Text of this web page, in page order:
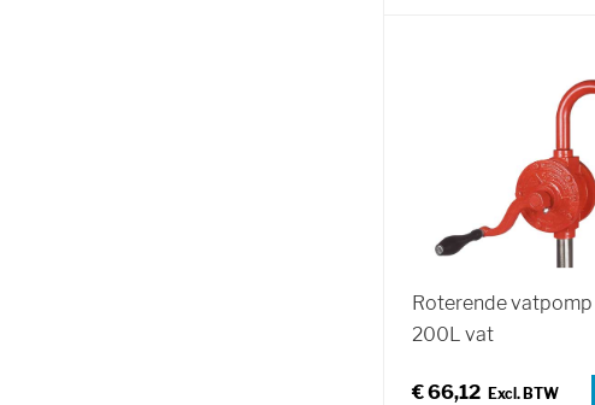
Roterende
200L vat
€ 66,12